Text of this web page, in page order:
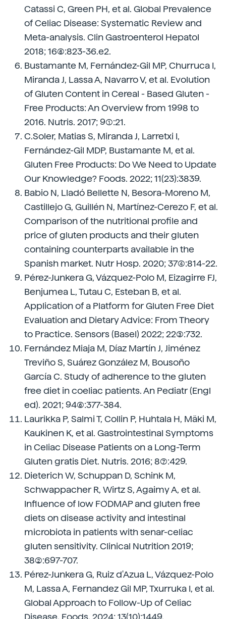
Catassi C, Green PH, et al. Global Prevalence
of Celiac Disease: Systematic Review and
Meta-analysis. Clin Gastroenterol Hepatol
2018; 16(6):823-36.e2.
Bustamante M, Fernández-Gil MP, Churruca I,
Miranda J, Lassa A, Navarro V, et al. Evolution
of Gluten Content in Cereal - Based Gluten -
Free Products: An Overview from 1998 to
2016. Nutris. 2017; 9(1):21.
C.Soler, Matias S, Miranda J, Larretxi I,
Fernández-Gil MDP, Bustamante M, et al.
Gluten Free Products: Do We Need to Update
Our Knowledge? Foods. 2022; 11(23):3839.
Babio N, Lladó Bellette N, Besora-Moreno M,
Castillejo G, Guillén N, Martínez-Cerezo F, et al.
Comparison of the nutritional profile and
price of gluten products and their gluten
containing counterparts available in the
Spanish market. Nutr Hosp. 2020; 37(4):814-22.
Pérez-Junkera G, Vázquez-Polo M, Eizagirre FJ,
Benjumea L, Tutau C, Esteban B, et al.
Application of a Platform for Gluten Free Diet
Evaluation and Dietary Advice: From Theory
to Practice. Sensors (Basel) 2022; 22(3):732.
Fernández Miaja M, Díaz Martín J, Jiménez
Treviño S, Suárez González M, Bousoño
García C. Study of adherence to the gluten
free diet in coeliac patients. An Pediatr (Engl
ed). 2021; 94(6):377-384.
Laurikka P, Salmi T, Collin P, Huhtala H, Mäki M,
Kaukinen K, et al. Gastrointestinal Symptoms
in Celiac Disease Patients on a Long-Term
Gluten gratis Diet. Nutris. 2016; 8(7):429.
Dieterich W, Schuppan D, Schink M,
Schwappacher R, Wirtz S, Agaimy A, et al.
Influence of low FODMAP and gluten free
diets on disease activity and intestinal
microbiota in patients with senar-celiac
gluten sensitivity. Clinical Nutrition 2019;
38(2):697-707.
Pérez-Junkera G, Ruiz d'Azua L, Vázquez-Polo
M, Lassa A, Fernandez Gil MP, Txurruka I, et al.
Global Approach to Follow-Up of Celiac